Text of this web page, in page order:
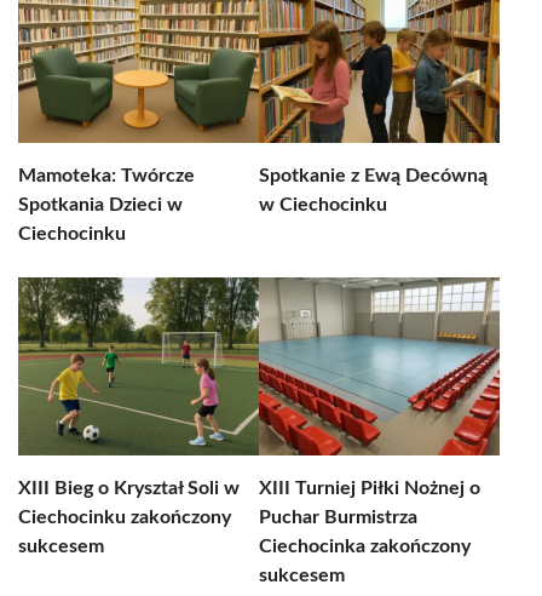
Mamoteka: Twórcze
Spotkania Dzieci w
Ciechocinku
Spotkanie z Ewą Decówną
w Ciechocinku
XIII Bieg o Kryształ Soli w
Ciechocinku zakończony
sukcesem
XIII Turniej Piłki Nożnej o
Puchar Burmistrza
Ciechocinka zakończony
sukcesem